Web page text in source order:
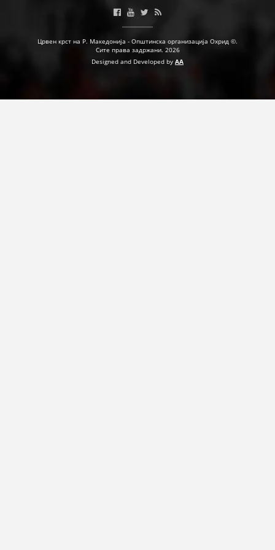
СТРАТЕГИИ
Црвен крст на Р. Македонија - Општинска организација Охрид ©.
Сите права задржани. 2026
Designed and Developed by AA